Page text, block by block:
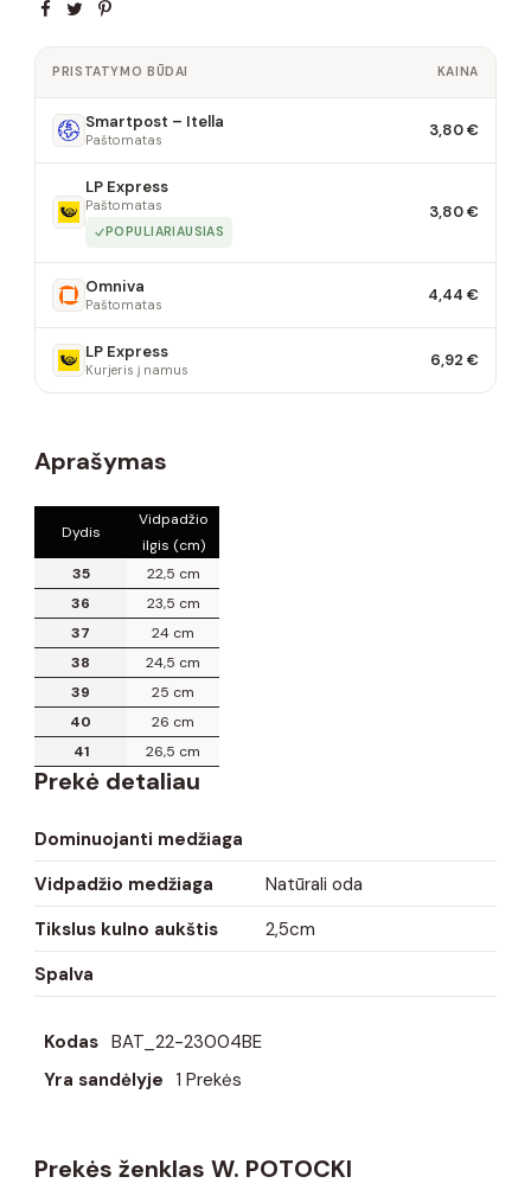
PRISTATYMO BŪDAI KAINA
Smartpost – Itella
Paštomatas 3,80 €
LP Express
Paštomatas
POPULIARIAUSIAS
3,80 €
Omniva
Paštomatas 4,44 €
LP Express
Kurjeris į namus 6,92 €
Aprašymas
Dydis
Vidpadžio
ilgis (cm)
35
22,5 cm
36
23,5 cm
37
24 cm
38
24,5 cm
39
25 cm
40
26 cm
41
26,5 cm
Prekė detaliau
Dominuojanti medžiaga
Vidpadžio medžiaga
Natūrali oda
Tikslus kulno aukštis
2,5cm
Spalva
Kodas BAT_22-23004BE
Yra sandėlyje 1 Prekės
Prekės ženklas W. POTOCKI